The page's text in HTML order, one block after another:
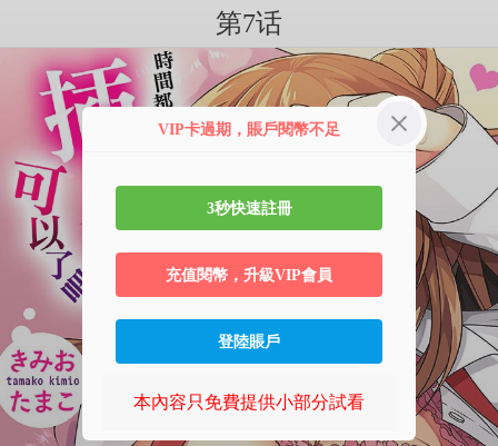
第7话
VIP卡過期，賬戶閱幣不足
3秒快速註冊
充值閱幣，升級VIP會員
登陸賬戶
本內容只免費提供小部分試看